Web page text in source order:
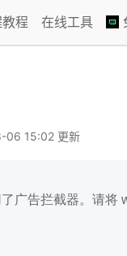
程 在线工具
06 15:02 更新
广告拦截器。请将